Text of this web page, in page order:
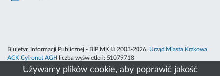
Używamy plików cookie, aby poprawić jakość
Biuletyn Informacji Publicznej - BIP MK © 2003-2026, Urząd Miasta Krakowa,
ACK Cyfronet AGH
liczba wyświetleń: 51079718